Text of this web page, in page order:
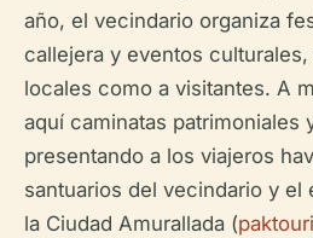
año, el vecindario organiza
callejera y eventos
locales como a visitantes. A
aquí caminatas patrimoniales
presentando a los viajeros
santuarios del vecindario y el
la Ciudad Amurallada (